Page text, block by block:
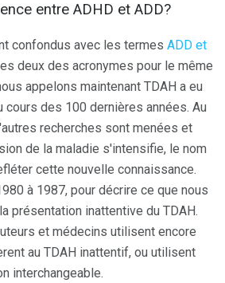
entre ADHD et ADD?
confondus avec les termes ADD et
deux des acronymes pour le même
appelons maintenant TDAH a eu
cours des 100 dernières années. Au
recherches sont menées et
de la maladie s'intensifie, le nom
cette nouvelle connaissance.
à 1987, pour décrire ce que nous
présentation inattentive du TDAH.
et médecins utilisent encore
au TDAH inattentif, ou utilisent
interchangeable.